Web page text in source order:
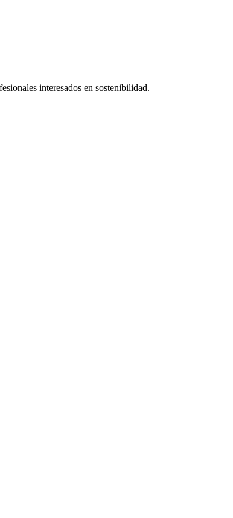
interesados en sostenibilidad.